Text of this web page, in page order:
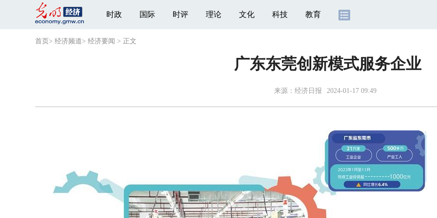
时政 国际 时评 理论 文化 科技 教育
首页 > 经济频道> 经济要闻 > 正文
广东东莞创新模式服务企业
来源： 经济日报 2024-01-17 09:49